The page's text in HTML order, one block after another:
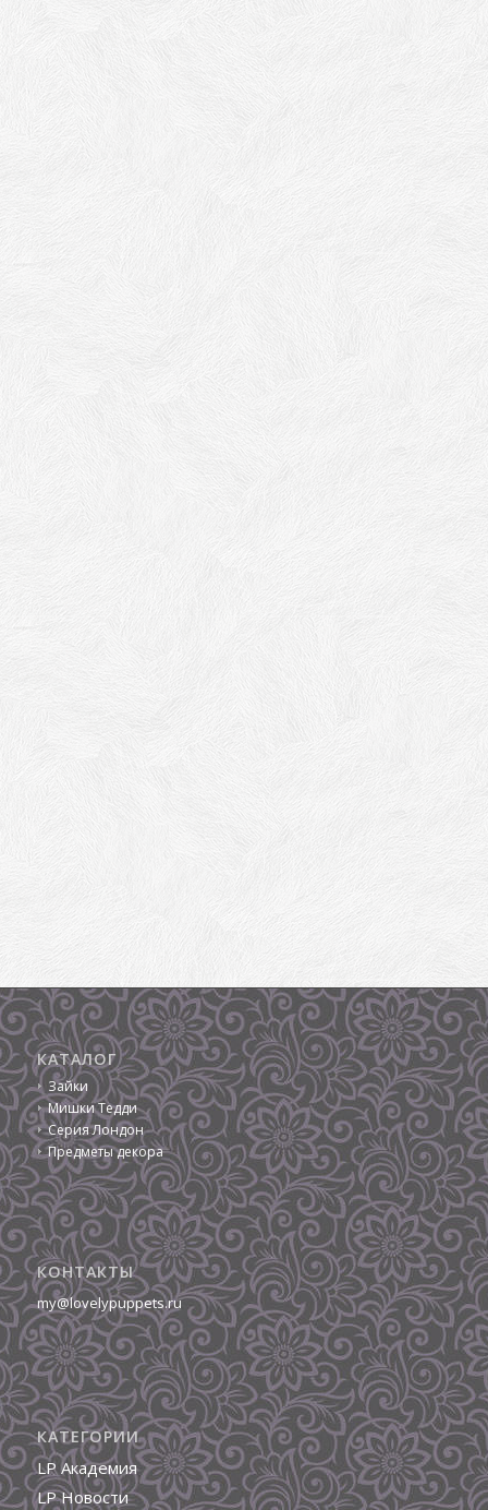
КАТАЛОГ
Зайки
Мишки Тедди
Серия Лондон
Предметы декора
КОНТАКТЫ
my@lovelypuppets.ru
КАТЕГОРИИ
LP Академия
LP Новости